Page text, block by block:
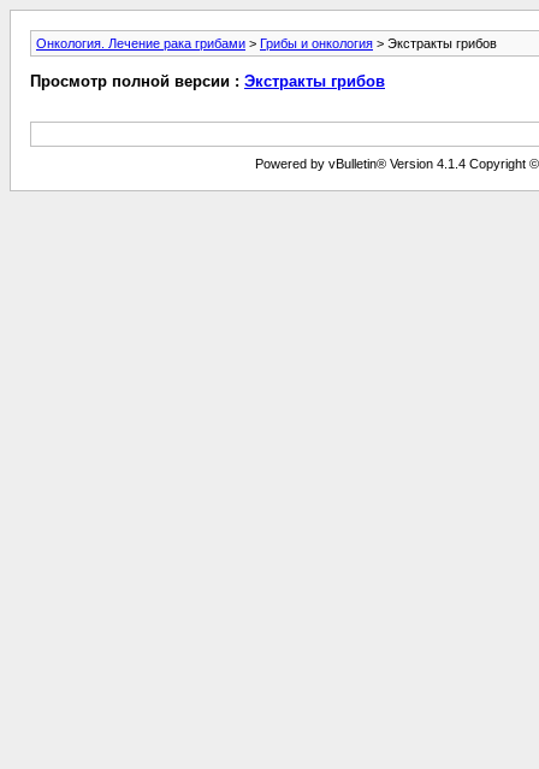
Онкология. Лечение рака грибами > Грибы и онкология > Экстракты грибов
Просмотр полной версии : Экстракты грибов
Powered by vBulletin® Version 4.1.4 Copyright